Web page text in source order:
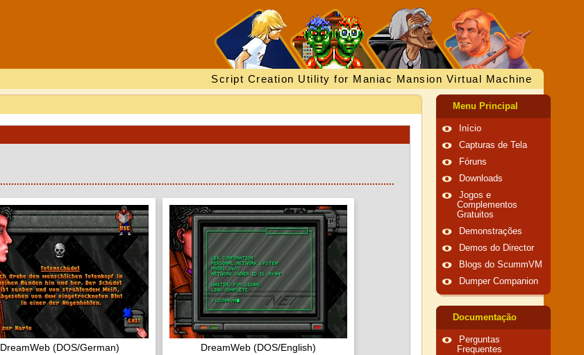
Script Creation Utility for Maniac Mansion Virtual Machine
DreamWeb (DOS/German) DreamWeb (DOS/English)
Menu Principal
Início
Capturas de Tela
Fóruns
Downloads
Jogos e
Complementos
Gratuitos
Demonstrações
Demos do Director
Blogs do ScummVM
Dumper Companion
Documentação
Perguntas
Frequentes